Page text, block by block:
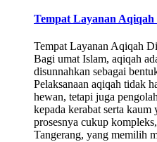
Tempat Layanan
Tempat Layanan Aqiqah
Bagi umat Islam, aqiqah
disunnahkan sebagai
Pelaksanaan aqiqah tidak
hewan, tetapi juga
kepada kerabat serta
prosesnya cukup
Tangerang, yang memilih